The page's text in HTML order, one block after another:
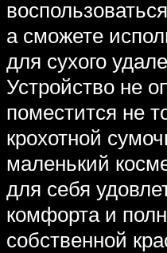
а сможете
для сухого
Устройство не
поместится не
крохотной
маленький
для себя
комфорта и
собственной